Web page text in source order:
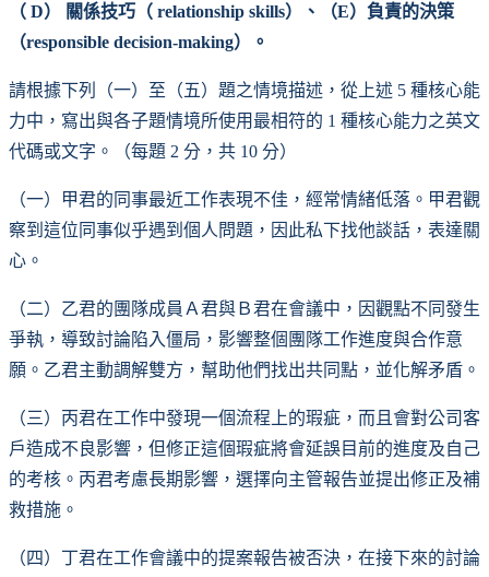
（ D） 關係技巧（ relationship skills）、（E）負責的決策
（responsible decision-making）。
請根據下列（一）至（五）題之情境描述，從上述 5 種核心能
力中，寫出與各子題情境所使用最相符的 1 種核心能力之英文
代碼或文字。（每題 2 分，共 10 分）
（一）甲君的同事最近工作表現不佳，經常情緒低落。甲君觀
察到這位同事似乎遇到個人問題，因此私下找他談話，表達關
心。
（二）乙君的團隊成員Ａ君與Ｂ君在會議中，因觀點不同發生
爭執，導致討論陷入僵局，影響整個團隊工作進度與合作意
願。乙君主動調解雙方，幫助他們找出共同點，並化解矛盾。
（三）丙君在工作中發現一個流程上的瑕疵，而且會對公司客
戶造成不良影響，但修正這個瑕疵將會延誤目前的進度及自己
的考核。丙君考慮長期影響，選擇向主管報告並提出修正及補
救措施。
（四）丁君在工作會議中的提案報告被否決，在接下來的討論